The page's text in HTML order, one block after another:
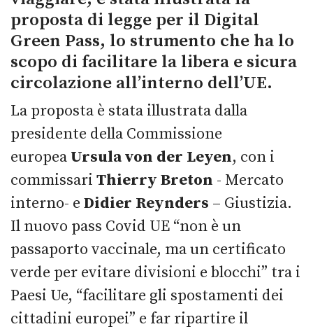
proposta di legge per il Digital
Green Pass, lo strumento che ha lo
scopo di facilitare la libera e sicura
circolazione all’interno dell’UE.
La proposta è stata illustrata dalla
presidente della Commissione
europea Ursula von der Leyen, con i
commissari Thierry Breton - Mercato
interno- e Didier Reynders – Giustizia.
Il nuovo pass Covid UE “non è un
passaporto vaccinale, ma un certificato
verde per evitare divisioni e blocchi” tra i
Paesi Ue, “facilitare gli spostamenti dei
cittadini europei” e far ripartire il